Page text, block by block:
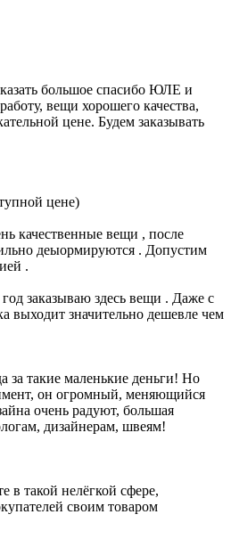
большое спасибо ЮЛЕ и
вещи хорошего качества,
цене. Будем заказывать
цене)
качественные вещи , после
деыормируются . Допустим
.
заказываю здесь вещи . Даже с
выходит значительно дешевле чем
за такие маленькие деньги! Но
он огромный, меняющийся
очень радуют, большая
дизайнерам, швеям!
в такой нелёгкой сфере,
своим товаром